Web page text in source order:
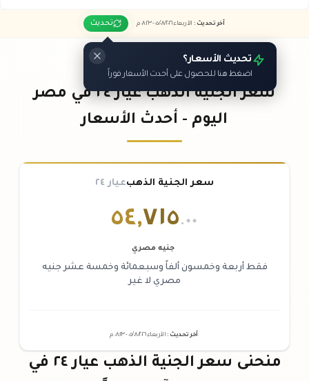
آخر تحديث : الأربعاء ٠٥ /٠٨/٢٠٢٦ - ٠٨:٢٣ م تحديث
تحديث الأسعار؟
اضغط هنا للحصول على أحدث الأسعار فوراً
سعر الجنيه الذهب عيار ٢٤ في مصر
اليوم - أحدث الأسعار
سعر الجنية الذهبعيار ٢٤
٥٤,٧١٥.٠٠
جنيه مصري
فقط أربعة وخمسون ألفاً وسبعمائة وخمسة عشر جنيه
مصري لا غير
آخر تحديث : الأربعاء ٠٥ /٠٨/٢٠٢٦ - ٠٨:٢٣م
منحنى سعر الجنية الذهب عيار ٢٤ في